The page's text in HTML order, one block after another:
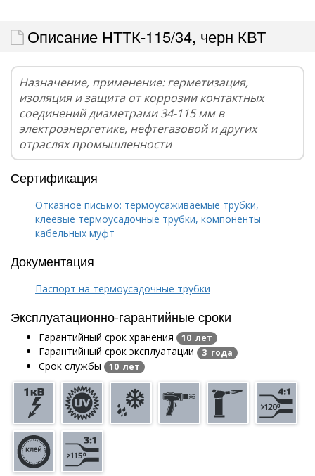
Описание НТТК-115/34, черн КВТ
Назначение, применение: герметизация,
изоляция и защита от коррозии контактных
соединений диаметрами 34-115 мм в
электроэнергетике, нефтегазовой и других
отраслях промышленности
Сертификация
Отказное письмо: термоусаживаемые трубки,
клеевые термоусадочные трубки, компоненты
кабельных муфт
Документация
Паспорт на термоусадочные трубки
Эксплуатационно-гарантийные сроки
Гарантийный срок хранения 10 лет
Гарантийный срок эксплуатации 3 года
Срок службы 10 лет